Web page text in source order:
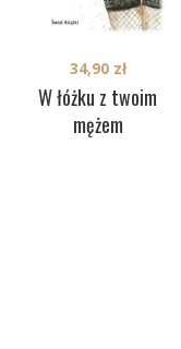
W łóżku z twoim
mężem
34,90 zł